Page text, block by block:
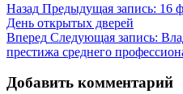
Назад Предыдущая запись: 16
День открытых дверей
Вперед Следующая запись:
престижа среднего
Добавить комментарий